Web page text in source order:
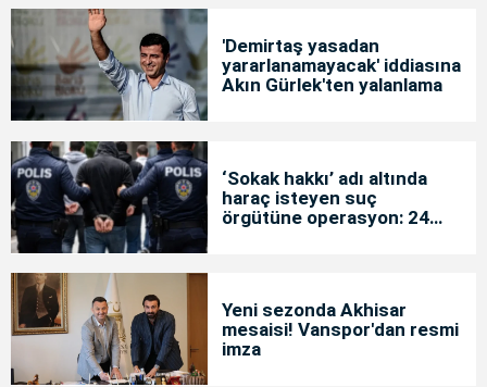
'Demirtaş yasadan
yararlanamayacak' iddiasına
Akın Gürlek'ten yalanlama
‘Sokak hakkı’ adı altında
haraç isteyen suç
örgütüne operasyon: 24
Yeni sezonda Akhisar
mesaisi! Vanspor'dan resmi
imza